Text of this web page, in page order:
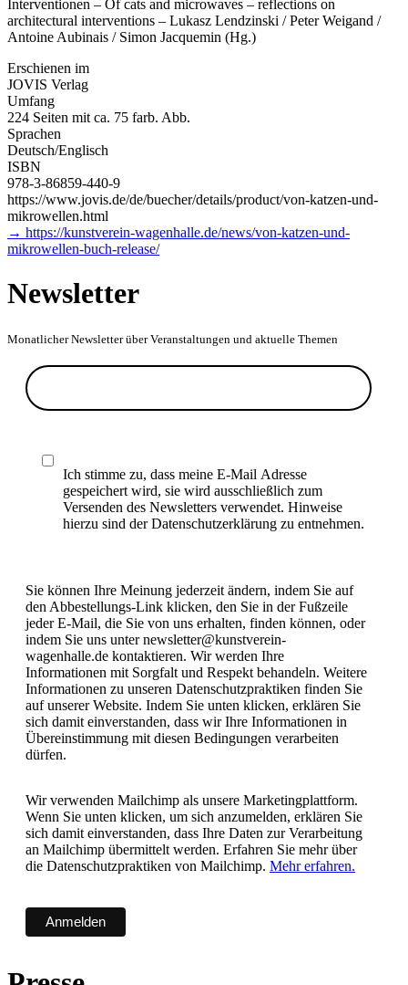
Interventionen – Of cats and microwaves – reflections on
architectural interventions – Lukasz Lendzinski / Peter Weigand /
Antoine Aubinais / Simon Jacquemin (Hg.)
Erschienen im
JOVIS Verlag
Umfang
224 Seiten mit ca. 75 farb. Abb.
Sprachen
Deutsch/Englisch
ISBN
978-3-86859-440-9
https://www.jovis.de/de/buecher/details/product/von-katzen-und-
mikrowellen.html
→ https://kunstverein-wagenhalle.de/news/von-katzen-und-
mikrowellen-buch-release/
Newsletter
Monatlicher Newsletter über Veranstaltungen und aktuelle Themen
Ich stimme zu, dass meine E-Mail Adresse
gespeichert wird, sie wird ausschließlich zum
Versenden des Newsletters verwendet. Hinweise
hierzu sind der Datenschutzerklärung zu entnehmen.
Sie können Ihre Meinung jederzeit ändern, indem Sie auf
den Abbestellungs-Link klicken, den Sie in der Fußzeile
jeder E-Mail, die Sie von uns erhalten, finden können, oder
indem Sie uns unter newsletter@kunstverein-
wagenhalle.de kontaktieren. Wir werden Ihre
Informationen mit Sorgfalt und Respekt behandeln. Weitere
Informationen zu unseren Datenschutzpraktiken finden Sie
auf unserer Website. Indem Sie unten klicken, erklären Sie
sich damit einverstanden, dass wir Ihre Informationen in
Übereinstimmung mit diesen Bedingungen verarbeiten
dürfen.
Wir verwenden Mailchimp als unsere Marketingplattform.
Wenn Sie unten klicken, um sich anzumelden, erklären Sie
sich damit einverstanden, dass Ihre Daten zur Verarbeitung
an Mailchimp übermittelt werden. Erfahren Sie mehr über
die Datenschutzpraktiken von Mailchimp. Mehr erfahren.